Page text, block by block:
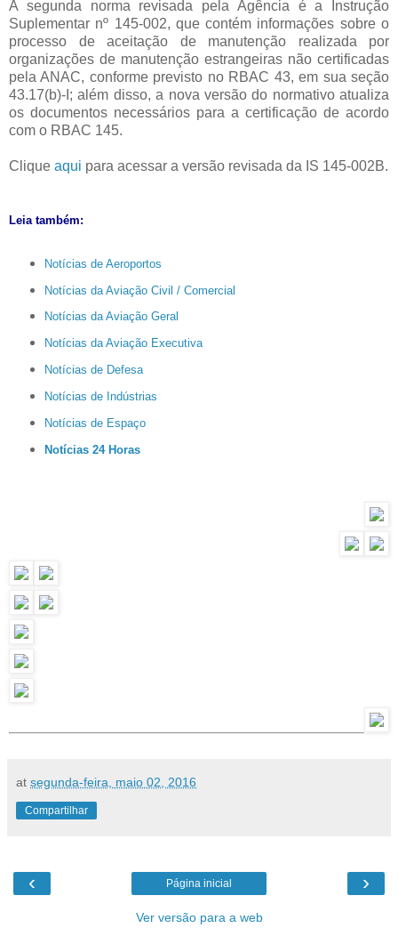
A segunda norma revisada pela Agência é a Instrução
Suplementar nº 145-002, que contém informações sobre o
processo de aceitação de manutenção realizada por
organizações de manutenção estrangeiras não certificadas
pela ANAC, conforme previsto no RBAC 43, em sua seção
43.17(b)-I; além disso, a nova versão do normativo atualiza
os documentos necessários para a certificação de acordo
com o RBAC 145.
Clique aqui para acessar a versão revisada da IS 145-002B.
Leia também:
Notícias de Aeroportos
Notícias da Aviação Civil / Comercial
Notícias da Aviação Geral
Notícias da Aviação Executiva
Notícias de Defesa
Notícias de Indústrias
Notícias de Espaço
Notícias 24 Horas
at segunda-feira, maio 02, 2016
Compartilhar
‹ ›
Página inicial
Ver versão para a web